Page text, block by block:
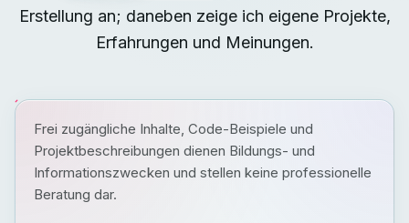
Erstellung an; daneben zeige ich eigene Projekte,
Erfahrungen und Meinungen.
Frei zugängliche Inhalte, Code-Beispiele und
Projektbeschreibungen dienen Bildungs- und
Informationszwecken und stellen keine professionelle
Beratung dar.